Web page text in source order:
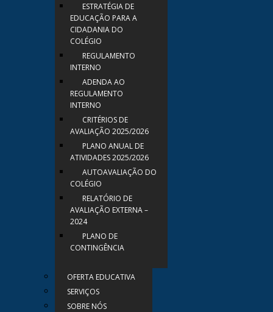
ESTRATÉGIA DE
EDUCAÇÃO PARA A
CIDADANIA DO
COLÉGIO
REGULAMENTO
INTERNO
ADENDA AO
REGULAMENTO
INTERNO
CRITÉRIOS DE
AVALIAÇÃO 2025/2026
PLANO ANUAL DE
ATIVIDADES 2025/2026
AUTOAVALIAÇÃO DO
COLÉGIO
RELATÓRIO DE
AVALIAÇÃO EXTERNA –
2024
PLANO DE
CONTINGÊNCIA
OFERTA EDUCATIVA
SERVIÇOS
SOBRE NÓS